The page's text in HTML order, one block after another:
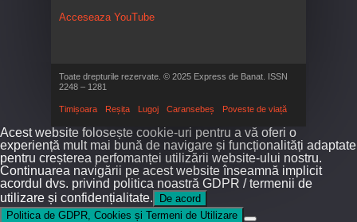
Acceseaza YouTube
Toate drepturile rezervate. © 2025 Express de Banat. ISSN
2248 – 1281
Timișoara Reșița Lugoj Caransebeș Poveste de viață
Acest website folosește cookie-uri pentru a vă oferi o
experiență mult mai bună de navigare și funcționalități adaptate
pentru creșterea perfomanței utilizării website-ului nostru.
Continuarea navigării pe acest website înseamnă implicit
acordul dvs. privind politica noastră GDPR / termenii de
utilizare și confidențialitate.
De acord
Politica de GDPR, Cookies și Termeni de Utilizare